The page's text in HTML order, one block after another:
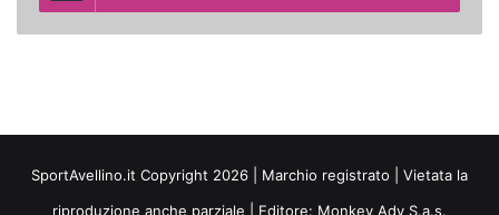
SportAvellino.it Copyright 2026 | Marchio registrato | Vietata la
riproduzione anche parziale | Editore: Monkey Adv S.a.s.